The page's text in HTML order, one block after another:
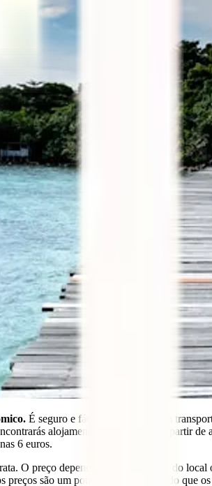
É seguro e fácil deslocares-te em
alojamento muito barato. A partir de
6 euros.
O preço dependerá, naturalmente, do
são um pouco mais elevados do que